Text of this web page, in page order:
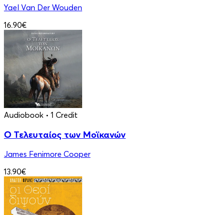
Yael Van Der Wouden
16.90€
Audiobook • 1 Credit
Ο Τελευταίος των Μοϊκανών
James Fenimore Cooper
13.90€